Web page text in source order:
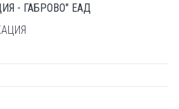
- ГАБРОВО" ЕАД